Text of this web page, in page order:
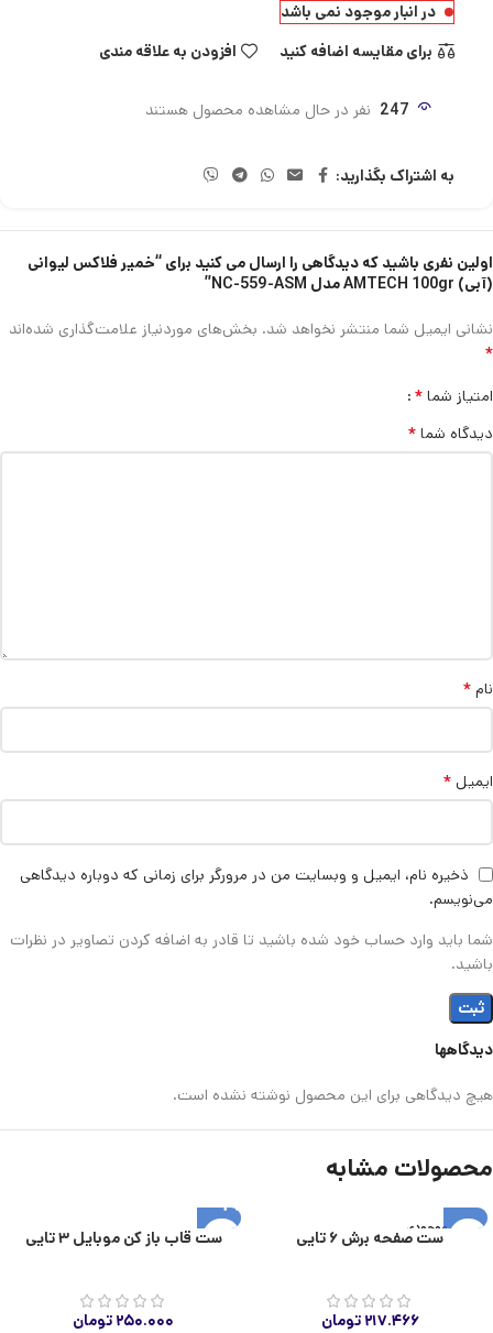
در انبار موجود نمی باشد
برای مقایسه اضافه کنید
افزودن به علاقه مندی
247 نفر در حال مشاهده محصول هستند
به اشتراک بگذارید:
دیدگاهها
هیچ دیدگاهی برای این محصول نوشته نشده است.
اولین نفری باشید که دیدگاهی را ارسال می کنید برای “خمیر فلاکس لیوانی
(آبی) AMTECH 100gr مدل NC-559-ASM”
نشانی ایمیل شما منتشر نخواهد شد. بخش‌های موردنیاز علامت‌گذاری شده‌اند
*
امتیاز شما *
دیدگاه شما *
نام *
ایمیل *
ذخیره نام، ایمیل و وبسایت من در مرورگر برای زمانی که دوباره دیدگاهی
می‌نویسم.
شما باید وارد حساب خود شده باشید تا قادر به اضافه کردن تصاویر در نظرات
باشید.
محصولات مشابه
اتمام موجودی
ست صفحه برش ۶ تایی
۲۱۷.۴۶۶ تومان
ست قاب باز کن موبایل ۳ تایی
۲۵۰.۰۰۰ تومان